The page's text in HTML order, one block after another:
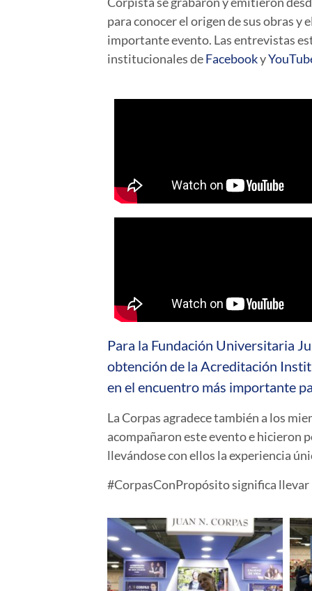
para conocer el origen de sus obras
importante evento. Las entrevistas
institucionales deFacebooky
Para la Fundación Universitaria
obtención de la Acreditación
en el encuentro más importante
La Corpas agradece también a los
acompañaron este evento e hicieron
llevándose con ellos la experiencia
#CorpasConPropósito significa llevar